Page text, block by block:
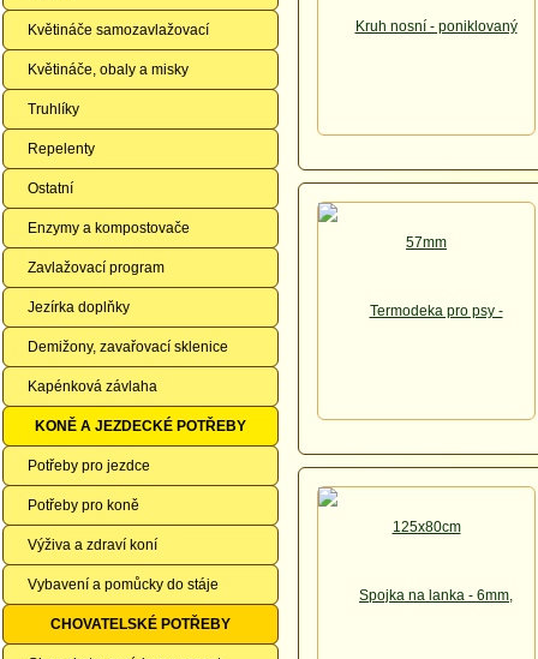
Květináče samozavlažovací
Květináče, obaly a misky
Truhlíky
Repelenty
Ostatní
Enzymy a kompostovače
Zavlažovací program
Jezírka doplňky
Demižony, zavařovací sklenice
Kapénková závlaha
KONĚ A JEZDECKÉ POTŘEBY
Potřeby pro jezdce
Potřeby pro koně
Výživa a zdraví koní
Vybavení a pomůcky do stáje
CHOVATELSKÉ POTŘEBY